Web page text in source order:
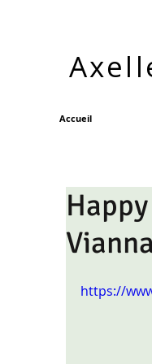
Accueil
https://